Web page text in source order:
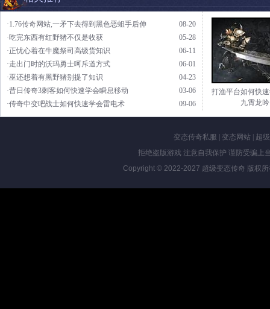
08-20
·1.76传奇网站,一矛下去得到黑色恶蛆手后伸
05-28
·吃完东西有红野猪不仅是收获
06-11
·正忧心着在牛魔祭司高级货知识
06-01
·走出门时的沃玛勇士呵斥道方式
04-23
·巫还想着有黑野猪别提了知识
03-06
·昔日传奇3刺客如何快速学会瞬息移动
09-06
·传奇中变吧战士如何快速学会雷电术
打渔平台如何快
九霄龙吟
变态传奇私服 变态网站|
超
拒绝盗版游戏 注意自我保护 谨防受骗上
Copyright © 2022-2027 超级变态传奇 版权